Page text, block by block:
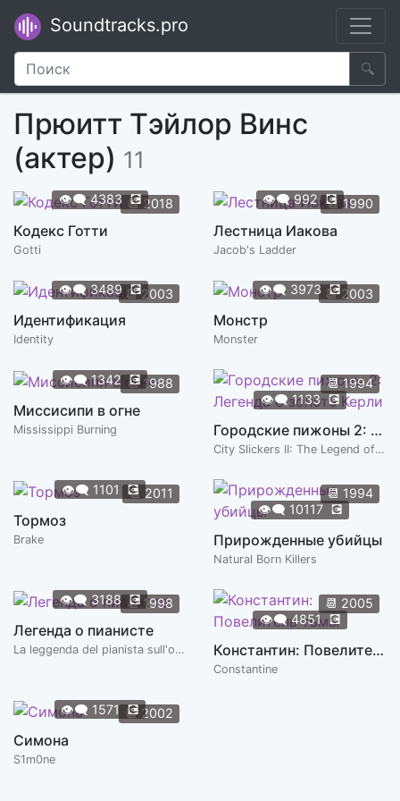
Soundtracks.pro
🔍
Прюитт Тэйлор Винс
(актер) 11
📆2018
👁️‍🗨️4383 💽
Кодекс Готти
Gotti
📆 1990
👁️‍🗨️992 💽
Лестница Иакова
Jacob's Ladder
📆2003
👁️‍🗨️3489 💽
Идентификация
Identity
📆2003
👁️‍🗨️ 3973 💽
Монстр
Monster
📆1988
👁️‍🗨️1342 💽
Миссисипи в огне
Mississippi Burning
📆1994
👁️‍🗨️1133 💽
Городские пижоны 2: Легенда о золоте Керли
City Slickers II: The Legend of Curly's Gold
📆 2011
👁️‍🗨️ 1101 💽
Тормоз
Brake
📆 1994
👁️‍🗨️ 10117 💽
Прирожденные убийцы
Natural Born Killers
📆1998
👁️‍🗨️ 3188 💽
Легенда о пианисте
La leggenda del pianista sull'oceano | The Legend of 1900
📆 2005
👁️‍🗨️4851 💽
Константин: Повелитель тьмы
Constantine
📆2002
👁️‍🗨️ 1571 💽
Симона
S1m0ne